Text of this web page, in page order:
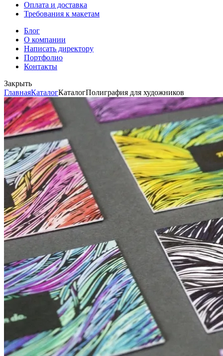
Оплата и доставка
Требования к макетам
Блог
О компании
Написать директору
Портфолио
Контакты
Закрыть
ГлавнаяКаталогКаталогПолиграфия для художников